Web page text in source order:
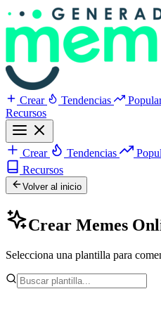
Crear Tendencias
Recursos
Crear Tendencias
Recursos
Volver al inicio
Crear Memes
Selecciona una plantilla para